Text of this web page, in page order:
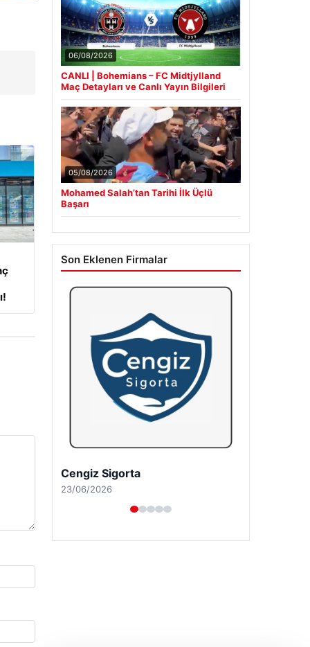
06/08/2026
CANLI | Bohemians – FC Midtjylland
Maç Detayları ve Canlı Yayın Bilgileri
05/08/2026
Mohamed Salah’tan Tarihi İlk Üçlü
Başarı
Son Eklenen Firmalar
Hastaş Beton
26/05/2026